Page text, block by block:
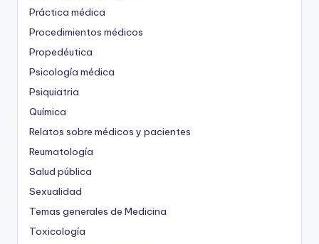
Práctica médica
Procedimientos médicos
Propedéutica
Psicología médica
Psiquiatria
Química
Relatos sobre médicos y pacientes
Reumatología
Salud pública
Sexualidad
Temas generales de Medicina
Toxicología